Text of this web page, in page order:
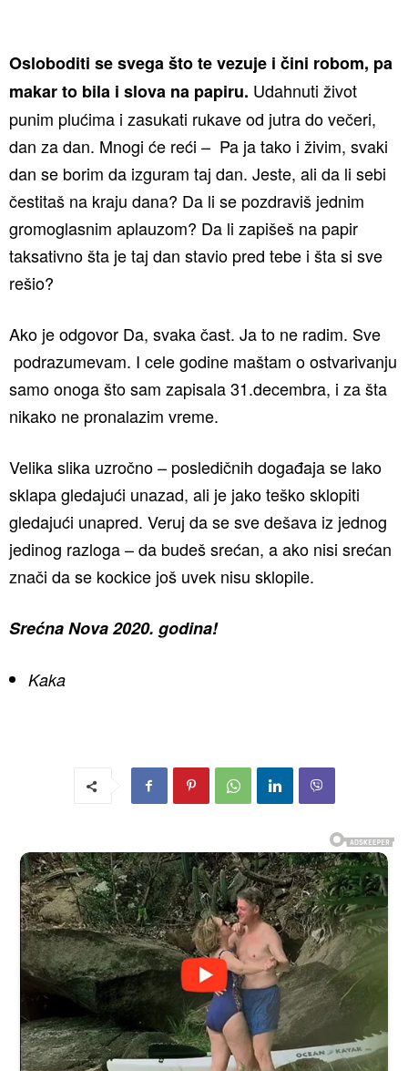
Osloboditi se svega što te vezuje i čini robom, pa
makar to bila i slova na papiru. Udahnuti život
punim plućima i zasukati rukave od jutra do večeri,
dan za dan. Mnogi će reći – Pa ja tako i živim, svaki
dan se borim da izguram taj dan. Jeste, ali da li sebi
čestitaš na kraju dana? Da li se pozdraviš jednim
gromoglasnim aplauzom? Da li zapišeš na papir
taksativno šta je taj dan stavio pred tebe i šta si sve
rešio?
Ako je odgovor Da, svaka čast. Ja to ne radim. Sve
podrazumevam. I cele godine maštam o ostvarivanju
samo onoga što sam zapisala 31.decembra, i za šta
nikako ne pronalazim vreme.
Velika slika uzročno – posledičnih događaja se lako
sklapa gledajući unazad, ali je jako teško sklopiti
gledajući unapred. Veruj da se sve dešava iz jednog
jedinog razloga – da budeš srećan, a ako nisi srećan
znači da se kockice još uvek nisu sklopile.
Srećna Nova 2020. godina!
Kaka